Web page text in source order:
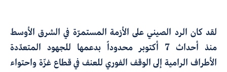
لقد كان الرد الصيني على الأزمة المستمرّة في الشرق الأوسط
منذ أحداث 7 أكتوبر محدوداً بدعمها للجهود المتعدّدة
الأطراف الرامية إلى الوقف الفوري للعنف في قطاع غزّة واحتواء